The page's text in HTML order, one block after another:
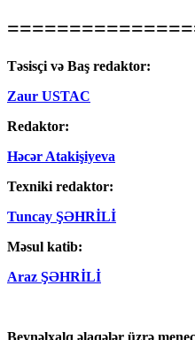
Təsisçi və Baş redaktor:
Zaur USTAC
Redaktor:
Həcər Atakişiyeva
Texniki redaktor:
Tuncay ŞƏHRİLİ
Məsul katib:
Araz ŞƏHRİLİ
Beynəlxalq əlaqələr üzrə